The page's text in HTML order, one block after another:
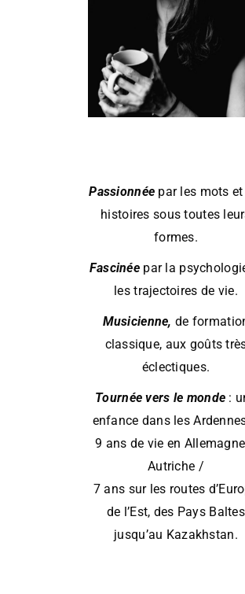
Passionnée par les mots
histoires sous toutes
formes.
Fascinée par la
les trajectoires de vie.
Musicienne, de
classique, aux goûts
éclectiques.
Tournée vers le monde :
enfance dans les
9 ans de vie en
Autriche /
7 ans sur les routes
de l’Est, des Pays Baltes
jusqu’au Kazakhstan.